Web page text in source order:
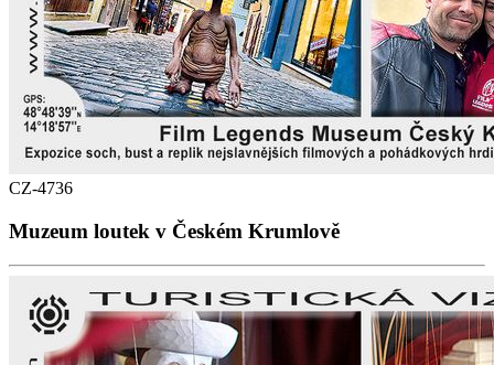
CZ-4736
Muzeum loutek v Českém Krumlově